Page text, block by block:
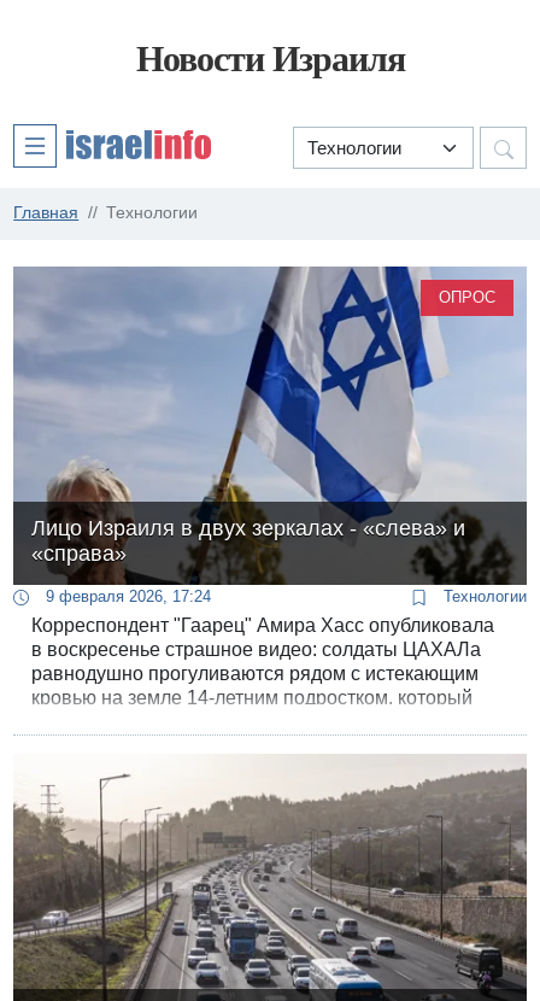
Новости Израиля
Главная Технологии
ОПРОС
Лицо Израиля в двух зеркалах - «слева» и
«справа»
9 февраля 2026, 17:24 Технологии
Корреспондент "Гаарец" Амира Хасс опубликовала
в воскресенье страшное видео: солдаты ЦАХАЛа
равнодушно прогуливаются рядом с истекающим
кровью на земле 14-летним подростком, который
продолжалась 45 минут, и когда раненый умер, его
погрузили в военный "амбуланс".